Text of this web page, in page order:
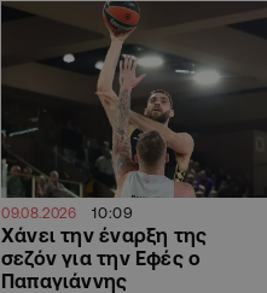
09.08.2026 10:09
Χάνει την έναρξη της
σεζόν για την Εφές ο
Παπαγιάννης